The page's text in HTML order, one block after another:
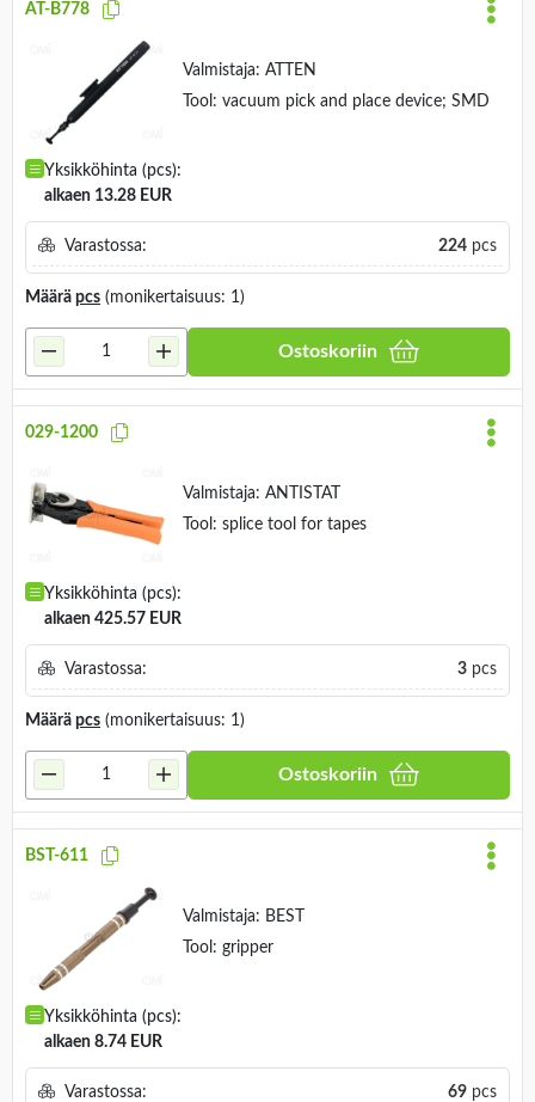
AT-B778
Valmistaja: ATTEN
Tool: vacuum pick and place device; SMD
Yksikköhinta (pcs):
alkaen 13.28 EUR
Varastossa: 224 pcs
Määrä pcs (monikertaisuus: 1)
Ostoskoriin
029-1200
Valmistaja: ANTISTAT
Tool: splice tool for tapes
Yksikköhinta (pcs):
alkaen 425.57 EUR
Varastossa: 3 pcs
Määrä pcs (monikertaisuus: 1)
Ostoskoriin
BST-611
Valmistaja: BEST
Tool: gripper
Yksikköhinta (pcs):
alkaen 8.74 EUR
Varastossa: 69 pcs